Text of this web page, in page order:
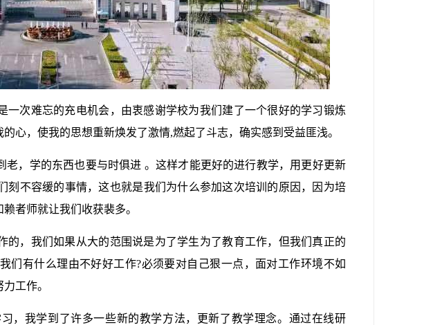
一次难忘的充电机会，由衷感谢学校为我们建了一个很好的学习锻炼
心，使我的思想重新焕发了激情,燃起了斗志，确实感到受益匪浅。
，学的东西也要与时俱进 。这样才能更好的进行教学，用更好更新
刻不容缓的事情，这也就是我们为什么参加这次培训的原因，因为培
者师就让我们收获裴多。
的，我们如果从大的范围说是为了学生为了教育工作，但我们真正的
们有什么理由不好好工作?必须要对自己狠一点，面对工作环境不如
工作。
，我学到了许多一些新的教学方法，更新了教学理念。通过在线研